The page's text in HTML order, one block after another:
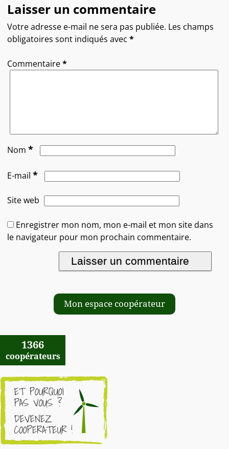
Laisser un commentaire
Votre adresse e-mail ne sera pas publiée. Les champs
obligatoires sont indiqués avec*
Commentaire*
Nom*
E-mail*
Site web
Enregistrer mon nom, mon e-mail et mon site dans
le navigateur pour mon prochain commentaire.
Mon espace coopérateur
1366
coopérateurs